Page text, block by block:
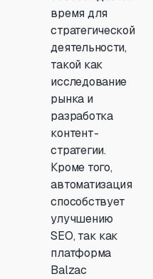
время для
стратегической
деятельности,
такой как
исследование
рынка и
разработка
контент-
стратегии.
Кроме того,
автоматизация
способствует
улучшению
SEO, так как
платформа
Balzac